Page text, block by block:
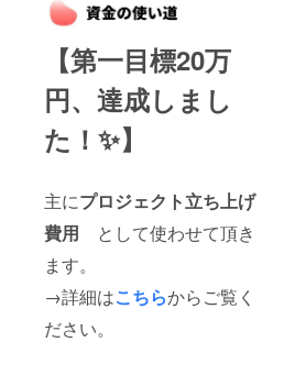
【第一目標20万
円、達成しまし
た！✨】
主にプロジェクト立ち上げ
費用 として使わせて頂き
ます。
→詳細はこちらからご覧く
ださい。